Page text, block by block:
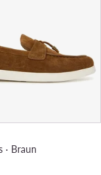
· Braun